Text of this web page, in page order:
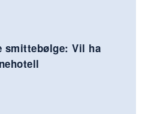
smittebølge: Vil ha